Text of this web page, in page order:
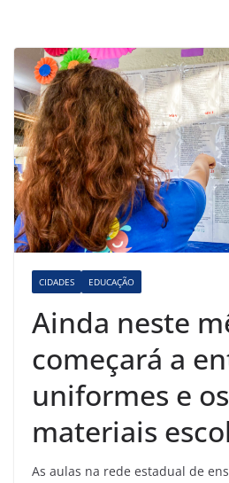
CIDADES EDUCAÇÃO
Ainda neste
começará a
uniformes e
materiais
As aulas na rede estadual de